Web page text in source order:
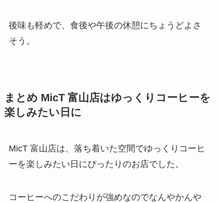
後味も軽めで、食後や午後の休憩にちょうどよさ
そう。
まとめ MicT 富山店はゆっくりコーヒーを
楽しみたい日に
MicT 富山店は、落ち着いた空間でゆっくりコーヒ
ーを楽しみたい日にぴったりのお店でした。
コーヒーへのこだわりが強めなのでなんやかんや